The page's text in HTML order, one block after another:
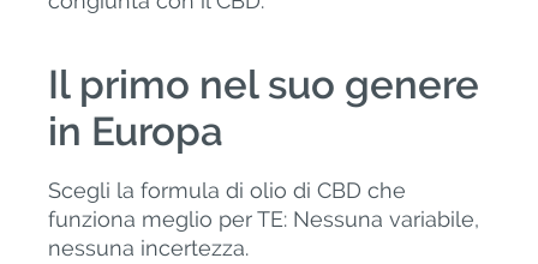
Il primo nel suo genere
in Europa
Scegli la formula di olio di CBD che
funziona meglio per TE: Nessuna variabile,
nessuna incertezza.